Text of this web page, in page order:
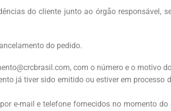
do cliente junto ao órgão responsável,
do pedido.
, com o número e o motivo
já tiver sido emitido ou estiver em
e-mail e telefone fornecidos no momento